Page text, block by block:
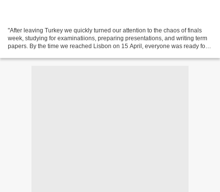
"After leaving Turkey we quickly turned our attention to the chaos of finals
week, studying for examinatiions, preparing presentations, and writing term
papers. By the time we reached Lisbon on 15 April, everyone was ready for